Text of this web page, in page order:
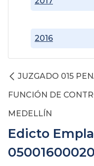
2016
JUZGADO 015
FUNCIÓN DE
MEDELLÍN
Edicto